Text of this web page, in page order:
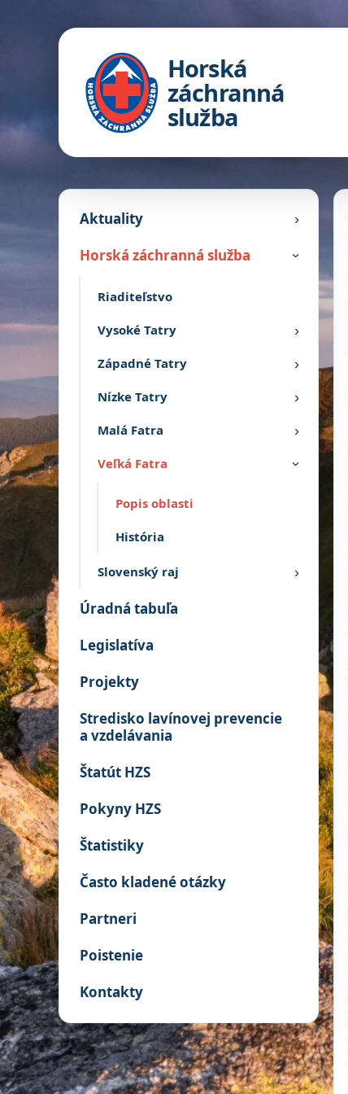
Horská
záchranná
služba
Aktuality ›
Horská záchranná služba ›
Riaditeľstvo
Vysoké Tatry ›
Západné Tatry ›
Nízke Tatry ›
Malá Fatra ›
Veľká Fatra ›
Popis oblasti
História
Slovenský raj ›
Úradná tabuľa
Legislatíva
Projekty
Stredisko lavínovej prevencie
a vzdelávania
Štatút HZS
Pokyny HZS
Štatistiky
Často kladené otázky
Partneri
Poistenie
Kontakty